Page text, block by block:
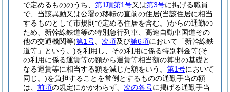
で定めるもののうち、 第1項第1号又は第3号に掲げる職員
で、当該異動又は公署の移転の直前の住居(当該住居に相当
するものとして市規則で定める住居を含む。)からの通勤の
ため、新幹線鉄道等の特別急行列車、高速自動車国道その
他の交通機関等(第1号 次項及び第6項において「新幹線鉄
道等」という。)を利用し、その利用に係る特別料金等(そ
の利用に係る運賃等の額から運賃等相当額の算出の基礎と
なる運賃等に相当する額を減じた額をいう。 第1号において
同じ。)を負担することを常例とするものの通勤手当の額
は、 前項の規定にかかわらず、 次の各号に掲げる通勤手当